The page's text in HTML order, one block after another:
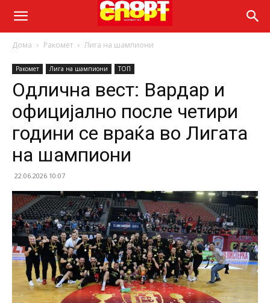
Дома Ракомет Лига на шампиони
Ракомет Лига на шампиони ТОП
Одлична вест: Вардар и
официјално после четири
години се враќа во Лигата
на шампиони
22.06.2026 10:07